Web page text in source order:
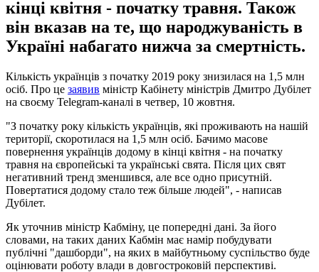
кінці квітня - початку травня. Також
він вказав на те, що народжуваність в
Україні набагато нижча за смертність.
Кількість українців з початку 2019 року знизилася на 1,5 млн
осіб. Про це заявив міністр Кабінету міністрів Дмитро Дубілет
на своєму Telegram-каналі в четвер, 10 жовтня.
"З початку року кількість українців, які проживають на нашій
території, скоротилася на 1,5 млн осіб. Бачимо масове
повернення українців додому в кінці квітня - на початку
травня на європейські та українські свята. Після цих свят
негативний тренд зменшився, але все одно присутній.
Повертатися додому стало теж більше людей", - написав
Дубілет.
Як уточнив міністр Кабміну, це попередні дані. За його
словами, на таких даних Кабмін має намір побудувати
публічні "дашборди", на яких в майбутньому суспільство буде
оцінювати роботу влади в довгостроковій перспективі.